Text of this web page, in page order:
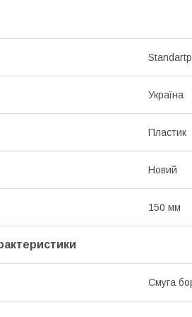
Україна
Пластик
Новий
150 мм
Смуга